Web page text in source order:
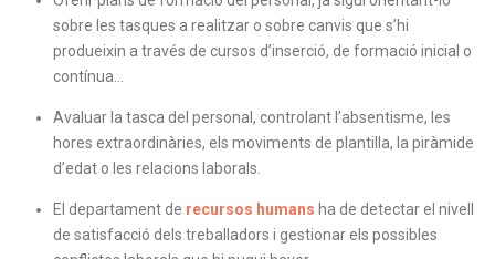
sobre les tasques a realitzar o sobre canvis que s’hi
produeixin a través de cursos d’inserció, de formació inicial o
contínua…
Avaluar la tasca del personal, controlant l’absentisme, les
hores extraordinàries, els moviments de plantilla, la piràmide
d’edat o les relacions laborals.
El departament de recursos humans ha de detectar el nivell
de satisfacció dels treballadors i gestionar els possibles